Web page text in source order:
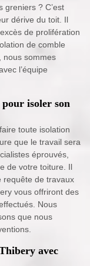
greniers ? C’est
dérive du toit. Il
de prolifération
de comble
nous sommes
l’équipe
isoler son
toute isolation
que le travail sera
éprouvés,
de votre toiture. Il
requête de travaux
vous offriront des
Nous
que nous
avec